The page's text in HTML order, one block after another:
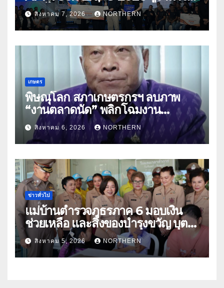
สมุนไพร ขับเคลื่อนนวัตกรรมสู่เชิง
พาณิชย์
สิงหาคม 7, 2026 NORTHERN
เกษตร
พิษณุโลก สภาเกษตรกรฯ ลบภาพ
“งานตลาดนัด” พลิกโฉมงาน
“เกษตรรุ่งเรืองเมืองสองแคว 69” มุ่ง
ประโยชน์เกษตรกร ดึงนวัตกรรม-จับ
คู่ธุรกิจดันสินค้าเกษตรสู่สากล (คลิป)
สิงหาคม 6, 2026 NORTHERN
ข่าวทั่วไป
แม่บ้านตำรวจภูธรภาค 6 มอบเงิน
ช่วยเหลือ และสิ่งของบำรุงขวัญ บุตร-
ธิดา ข้าราชการตำรวจจังหวัด
อุทัยธานี
สิงหาคม 5, 2026 NORTHERN